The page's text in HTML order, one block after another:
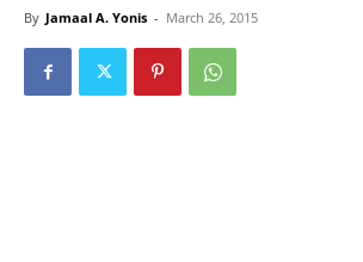
By Jamaal A. Yonis - March 26, 2015